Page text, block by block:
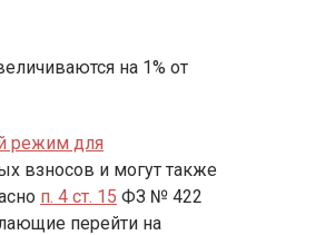
на 1% от
режим для
взносов и могут также
п. 4 ст. 15 ФЗ № 422
перейти на